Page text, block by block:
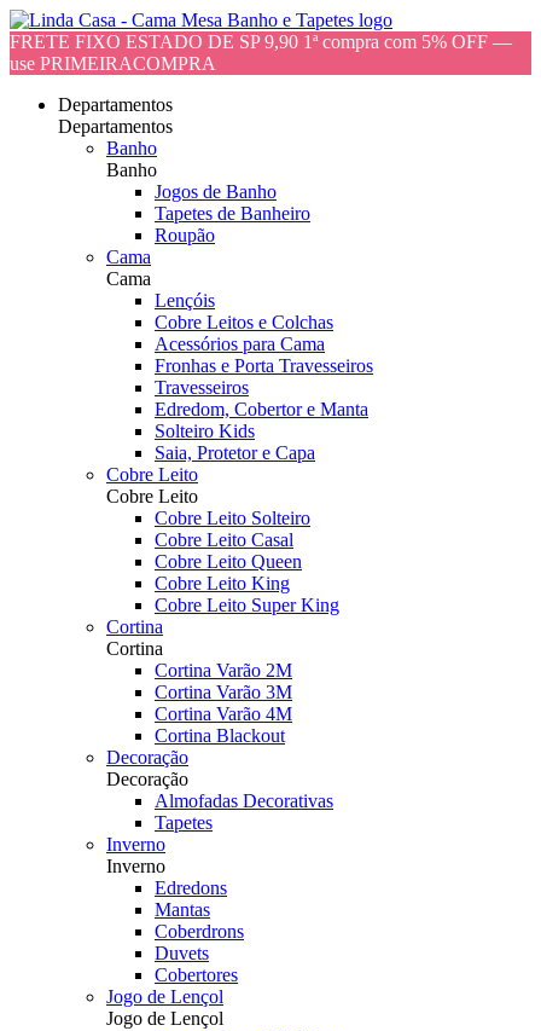
FRETE FIXO ESTADO DE SP 9,90 1ª compra com 5% OFF —
use PRIMEIRACOMPRA
Departamentos
Departamentos
Banho
Banho
Jogos de Banho
Tapetes de Banheiro
Roupão
Cama
Cama
Lençóis
Cobre Leitos e Colchas
Acessórios para Cama
Fronhas e Porta Travesseiros
Travesseiros
Edredom, Cobertor e Manta
Solteiro Kids
Saia, Protetor e Capa
Cobre Leito
Cobre Leito
Cobre Leito Solteiro
Cobre Leito Casal
Cobre Leito Queen
Cobre Leito King
Cobre Leito Super King
Cortina
Cortina
Cortina Varão 2M
Cortina Varão 3M
Cortina Varão 4M
Cortina Blackout
Decoração
Decoração
Almofadas Decorativas
Tapetes
Inverno
Inverno
Edredons
Mantas
Coberdrons
Duvets
Cobertores
Jogo de Lençol
Jogo de Lençol